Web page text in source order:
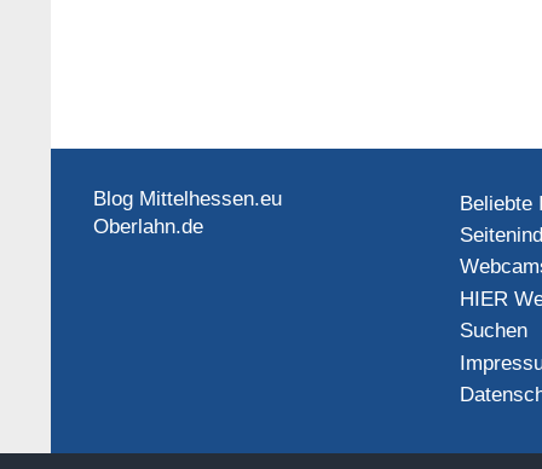
Blog Mittelhessen.eu
Oberlahn.de
Beliebte
HIER
Suchen